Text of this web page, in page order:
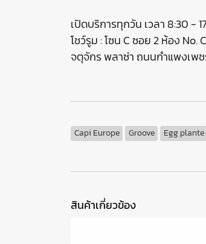
เปิดบริการทุกวัน เวลา 8:30 -
โชว์รูม : โซน C ซอย 2 ห้อง No.
จตุจักร พลาซ่า ถนนกำแพงเพ
Capi Europe Groove Egg plante
สินค้าเกี่ยวข้อง